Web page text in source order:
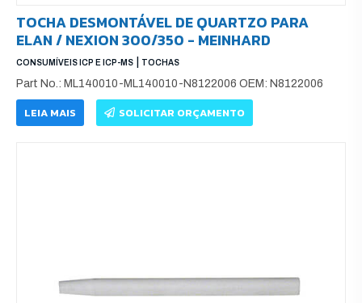
TOCHA DESMONTÁVEL DE QUARTZO PARA
ELAN / NEXION 300/350 - MEINHARD
CONSUMÍVEIS ICP E ICP-MS TOCHAS
Part No.: ML140010-ML140010-N8122006 OEM: N8122006
LEIA MAIS SOLICITAR ORÇAMENTO